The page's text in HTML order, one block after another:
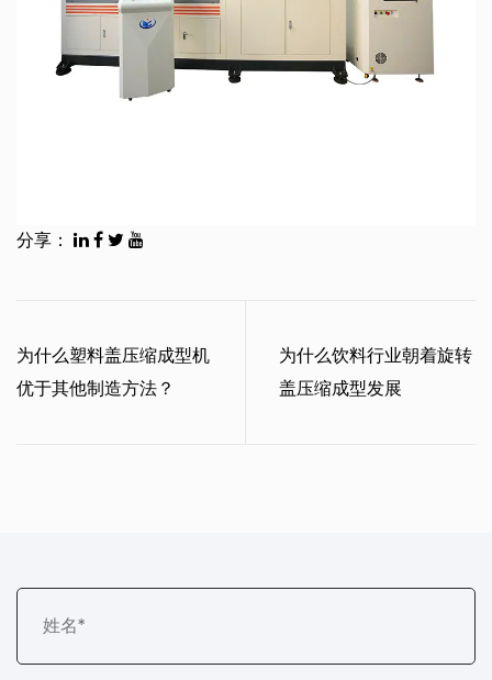
分享：
为什么塑料盖压缩成型机
优于其他制造方法？
为什么饮料行业朝着旋转
盖压缩成型发展